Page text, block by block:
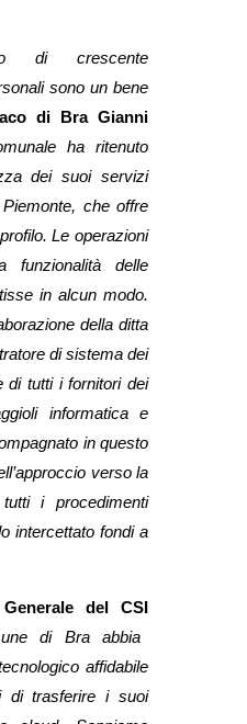
di crescente
sono un bene
di Bra Gianni
ha ritenuto
dei suoi servizi
che offre
Le operazioni
delle
in alcun modo.
della ditta
di sistema dei
di tutti i fornitori dei
informatica e
in questo
verso la
i procedimenti
intercettato fondi a
del CSI
di Bra abbia
affidabile
di trasferire i suoi